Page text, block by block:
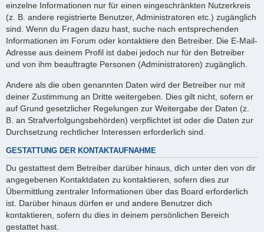
einzelne Informationen nur für einen eingeschränkten Nutzerkreis
(z. B. andere registrierte Benutzer, Administratoren etc.) zugänglich
sind. Wenn du Fragen dazu hast, suche nach entsprechenden
Informationen im Forum oder kontaktiere den Betreiber. Die E-Mail-
Adresse aus deinem Profil ist dabei jedoch nur für den Betreiber
und von ihm beauftragte Personen (Administratoren) zugänglich.
Andere als die oben genannten Daten wird der Betreiber nur mit
deiner Zustimmung an Dritte weitergeben. Dies gilt nicht, sofern er
auf Grund gesetzlicher Regelungen zur Weitergabe der Daten (z.
B. an Strafverfolgungsbehörden) verpflichtet ist oder die Daten zur
Durchsetzung rechtlicher Interessen erforderlich sind.
GESTATTUNG DER KONTAKTAUFNAHME
Du gestattest dem Betreiber darüber hinaus, dich unter den von dir
angegebenen Kontaktdaten zu kontaktieren, sofern dies zur
Übermittlung zentraler Informationen über das Board erforderlich
ist. Darüber hinaus dürfen er und andere Benutzer dich
kontaktieren, sofern du dies in deinem persönlichen Bereich
gestattet hast.